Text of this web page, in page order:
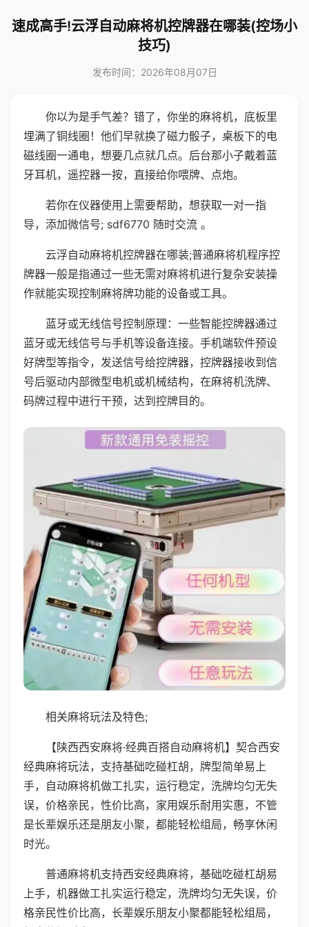
速成高手!云浮自动麻将机控牌器在哪装(控场小
技巧)
发布时间：2026年08月07日
你以为是手气差？错了，你坐的麻将机，底板里
埋满了铜线圈！他们早就换了磁力骰子，桌板下的电
磁线圈一通电，想要几点就几点。后台那小子戴着蓝
牙耳机，遥控器一按，直接给你喂牌、点炮。
若你在仪器使用上需要帮助，想获取一对一指
导，添加微信号; sdf6770 随时交流 。
云浮自动麻将机控牌器在哪装;普通麻将机程序控
牌器一般是指通过一些无需对麻将机进行复杂安装操
作就能实现控制麻将牌功能的设备或工具。
蓝牙或无线信号控制原理：一些智能控牌器通过
蓝牙或无线信号与手机等设备连接。手机端软件预设
好牌型等指令，发送信号给控牌器，控牌器接收到信
号后驱动内部微型电机或机械结构，在麻将机洗牌、
码牌过程中进行干预，达到控牌目的。
相关麻将玩法及特色;
【陕西西安麻将·经典百搭自动麻将机】契合西安
经典麻将玩法，支持基础吃碰杠胡，牌型简单易上
手，自动麻将机做工扎实，运行稳定，洗牌均匀无失
误，价格亲民，性价比高，家用娱乐耐用实惠，不管
是长辈娱乐还是朋友小聚，都能轻松组局，畅享休闲
时光。
普通麻将机支持西安经典麻将，基础吃碰杠胡易
上手，机器做工扎实运行稳定，洗牌均匀无失误，价
格亲民性价比高，长辈娱乐朋友小聚都能轻松组局，